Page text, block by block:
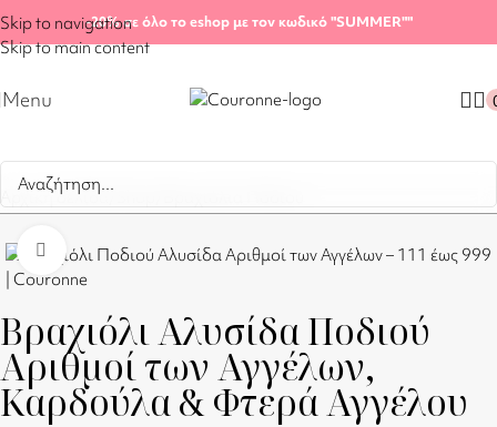
Skip to navigation
Skip to main content
-20%σε όλο το eshop με τον κωδικό "SUMMER""
Menu
Αρχική σελίδα
Click to enlarge
Βραχιόλι Αλυσίδα Ποδιού
Αριθμοί των Αγγέλων,
Καρδούλα & Φτερά Αγγέλου